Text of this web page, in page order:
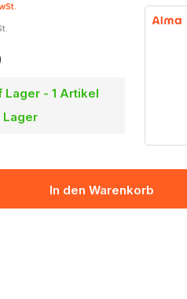
Lager - 1 Artikel
Lager
In den Warenkorb